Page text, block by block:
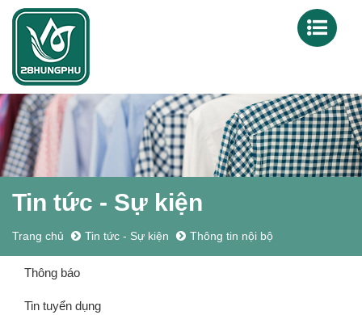
Tin tức - Sự kiện
Trang chủ Tin tức - Sự kiện Thông tin nội bộ
Thông báo
Tin tuyển dụng